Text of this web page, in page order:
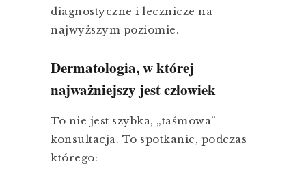
diagnostyczne i lecznicze na
najwyższym poziomie.
Dermatologia, w której
najważniejszy jest człowiek
To nie jest szybka, „taśmowa”
konsultacja. To spotkanie, podczas
którego: